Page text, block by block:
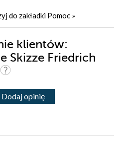
do zakładki Pomoc »
klientów:
Skizze Friedrich
Dodaj opinię